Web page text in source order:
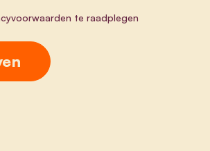
te raadplegen